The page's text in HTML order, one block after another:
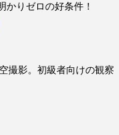
かりゼロの好条件！
撮影。初級者向けの観察